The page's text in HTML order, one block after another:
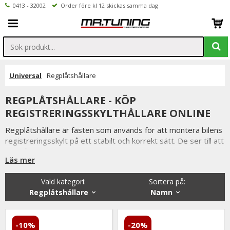
0413 - 32002 Order före kl 12 skickas samma dag
Universal Regplåtshållare
REGPLÅTSHÅLLARE - KÖP
REGISTRERINGSSKYLTHÅLLARE ONLINE
Regplåtshållare är fästen som används för att montera bilens
registreringsskylt på ett stabilt och korrekt sätt. De ser till att
både fram och bak.
En regplåtshållare fyller både en praktisk och estetisk
funktion. Förutom att hålla registreringsskylten på plats bidrar
den till ett renare utseende och kan anpassas efter bilens stil,
oavsett om du kör original eller vill ge bilen ett sportigare
uttryck.
Läs mer
Sortera på:
Namn
Vald kategori:
Regplåtshållare
-10% -20%